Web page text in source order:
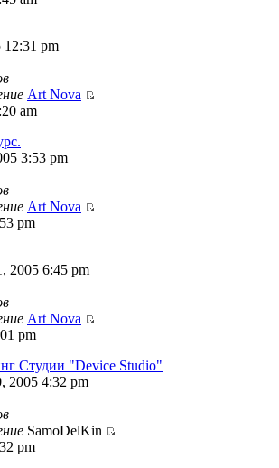
12:31 pm
Art Nova
am
3:53 pm
Art Nova
pm
2005 6:45 pm
Art Nova
pm
Студии "Device Studio"
2005 4:32 pm
SamoDelKin
pm